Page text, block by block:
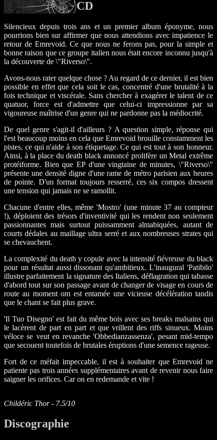
CD
Silencieux depuis trois ans et un premier album éponyme, nous
pourrions bien sur affirmer que nous attendions avec impatience le
retour de Emrevoid. Ce que nous ne ferons pas, pour la simple et
bonne raison que ce groupe italien nous était encore inconnu jusqu'à
la découverte de \"Riverso\".
Avons-nous rater quelque chose ? Au regard de ce dernier, il est bien
possible en effet que cela soit le cas, concentré d'une brutalité à la
fois technique et viscérale. Sans chercher à exagérer le talent de ce
quatuor, force est d'admettre que celui-ci impressionne par sa
vigoureuse maîtrise d'un genre qui ne pardonne pas la médiocrité.
De quel genre s'agit-il d'ailleurs ? A question simple, réponse qui
l'est beaucoup moins en cela que Emrevoid brouille constamment les
pistes, ce qui n'aide à son étiquetage. Ce qui est tout à son honneur.
Ainsi, à la place du death black annoncé prolifère un Metal extrême
protéiforme. Bien que EP d'une vingtaine de minutes, \"Riverso\"
présente une densité digne d'une rame de métro parisien aux heures
de pointe. D'un format toujours resserré, ces six compos dressent
une tension qui jamais ne se ramollit.
Chacune d'entre elles, même 'Mostro' (une minute 37 au compteur
!), déploient des trésors d'inventivité qui les rendent non seulement
passionnantes mais surtout puissamment almabiquées, autant de
courts dédales au maillage ultra serré et aux nombreuses strates qui
se chevauchent.
La complexité du death y copule avec la intensité fiévreuse du black
pour un résultat aussi dissonant qu'ambitieux. L'inaugural 'Patibilo'
illustre parfaitement la signature des Italiens, déflagration qui tabasse
d'abord tout sur son passage avant de changer de visage en cours de
route au moment om est entamée une vicieuse décélération tandis
que le chant se fait plus grave.
'Il Tuo Disegno' est fait du même bois avec ses breaks malsains qui
le lacèrent de part en part et que vrillent des riffs sinueux. Moins
véloce se veut en revanche 'Obbedianzassenza', pesant mid-tempo
que secouent toutefois de brutales éruptions d'une semence rageuse.
Fort de ce méfait impeccable, il est à souhaiter que Emrevoid ne
patiente pas trois années supplémentaires avant de revenir nous faire
saigner les orifices. Car on en redemande et vite !
Childéric Thor - 7.5/10
Discographie